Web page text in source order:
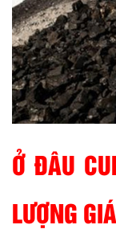
Ở ĐÂU
LƯỢNG